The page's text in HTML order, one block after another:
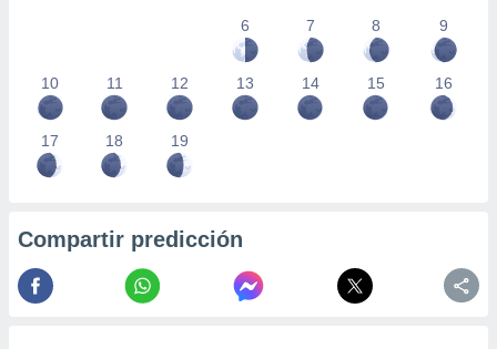
6
7 8 9
10 11 12 13 14 15 16
17 18 19
Compartir predicción